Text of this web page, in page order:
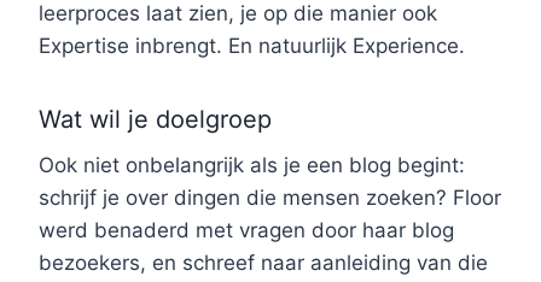
leerproces laat zien, je op die manier ook
Expertise inbrengt. En natuurlijk Experience.
Wat wil je doelgroep
Ook niet onbelangrijk als je een blog begint:
schrijf je over dingen die mensen zoeken? Floor
werd benaderd met vragen door haar blog
bezoekers, en schreef naar aanleiding van die